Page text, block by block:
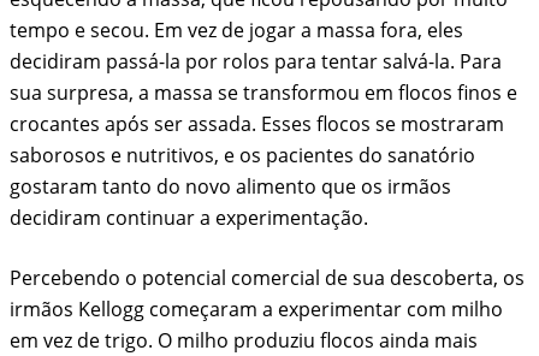
tempo e secou. Em vez de jogar a massa fora, eles
decidiram passá-la por rolos para tentar salvá-la. Para
sua surpresa, a massa se transformou em flocos finos e
crocantes após ser assada. Esses flocos se mostraram
saborosos e nutritivos, e os pacientes do sanatório
gostaram tanto do novo alimento que os irmãos
decidiram continuar a experimentação.
Percebendo o potencial comercial de sua descoberta, os
irmãos Kellogg começaram a experimentar com milho
em vez de trigo. O milho produziu flocos ainda mais